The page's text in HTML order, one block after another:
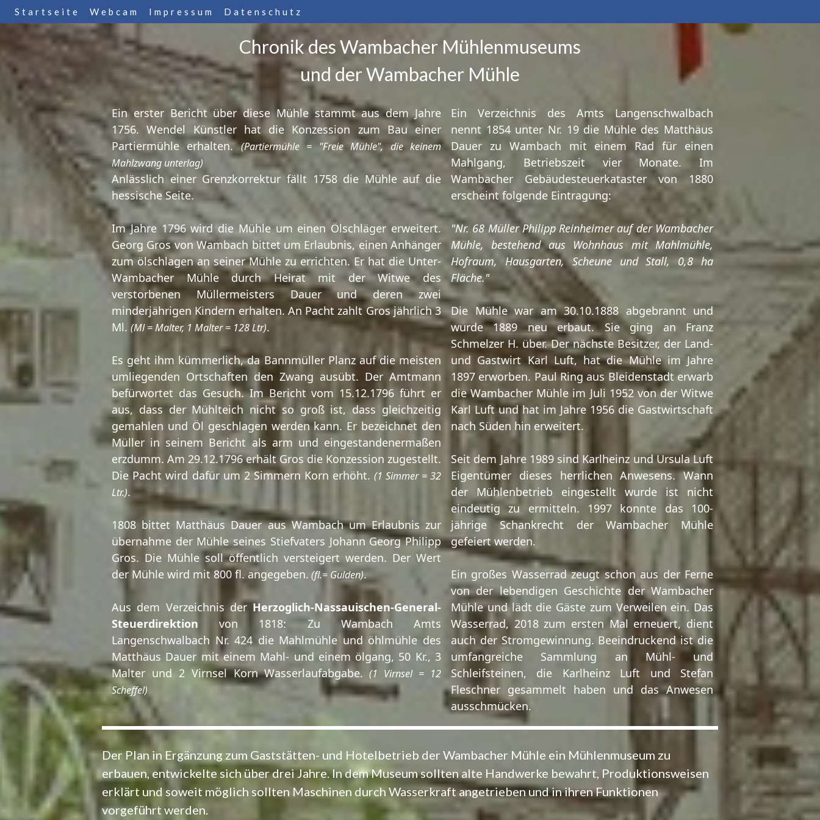
Startseite Webcam Impressum Datenschutz
Chronik des Wambacher Mühlenmuseums
und der Wambacher Mühle
Ein erster Bericht über diese Mühle stammt aus dem Jahre
1756. Wendel Künstler hat die Konzession zum Bau einer
Partiermühle erhalten.(Partiermühle = "Freie Mühle", die keinem
Mahlzwang unterlag)
Anlässlich einer Grenzkorrektur fällt 1758 die Mühle auf die
hessische Seite.
Im Jahre 1796 wird die Mühle um einen Ölschläger erweitert.
Georg Gros von Wambach bittet um Erlaubnis, einen Anhänger
zum ölschlagen an seiner Mühle zu errichten. Er hat die Unter-
Wambacher Mühle durch Heirat mit der Witwe des
verstorbenen Müllermeisters Dauer und deren zwei
minderjährigen Kindern erhalten. An Pacht zahlt Gros jährlich 3
Ml. (Ml = Malter, 1 Malter = 128 Ltr).
Es geht ihm kümmerlich, da Bannmüller Planz auf die meisten
umliegenden Ortschaften den Zwang ausübt. Der Amtmann
befürwortet das Gesuch. Im Bericht vom 15.12.1796 führt er
aus, dass der Mühlteich nicht so groß ist, dass gleichzeitig
gemahlen und Öl geschlagen werden kann. Er bezeichnet den
Müller in seinem Bericht als arm und eingestandenermaßen
erzdumm. Am 29.12.1796 erhält Gros die Konzession zugestellt.
Die Pacht wird dafür um 2 Simmern Korn erhöht. (1 Simmer = 32
Ltr.).
1808 bittet Matthäus Dauer aus Wambach um Erlaubnis zur
übernahme der Mühle seines Stiefvaters Johann Georg Philipp
Gros. Die Mühle soll öffentlich versteigert werden. Der Wert
der Mühle wird mit 800 fl. angegeben. (fl.= Gulden).
Aus dem Verzeichnis der Herzoglich-Nassauischen-General-
Steuerdirektion von 1818: Zu Wambach Amts
Langenschwalbach Nr. 424 die Mahlmühle und öhlmühle des
Matthäus Dauer mit einem Mahl- und einem ölgang, 50 Kr., 3
Malter und 2 Virnsel Korn Wasserlaufabgabe. (1 Virnsel = 12
Scheffel)
Ein Verzeichnis des Amts Langenschwalbach
nennt 1854 unter Nr. 19 die Mühle des Matthäus
Dauer zu Wambach mit einem Rad für einen
Mahlgang, Betriebszeit vier Monate. Im
Wambacher Gebäude­steuer­kataster von 1880
erscheint folgende Eintragung:
"Nr. 68 Müller Philipp Reinheimer auf der Wambacher
Mühle, bestehend aus Wohnhaus mit Mahlmühle,
Hofraum, Hausgarten, Scheune und Stall, 0,8 ha
Fläche."
Die Mühle war am 30.10.1888 abgebrannt und
wurde 1889 neu erbaut. Sie ging an Franz
Schmelzer H. über. Der nächste Besitzer, der Land-
und Gastwirt Karl Luft, hat die Mühle im Jahre
1897 erworben. Paul Ring aus Bleidenstadt erwarb
die Wambacher Mühle im Juli 1952 von der Witwe
Karl Luft und hat im Jahre 1956 die Gastwirtschaft
nach Süden hin erweitert.
Seit dem Jahre 1989 sind Karlheinz und Ursula Luft
Eigentümer dieses herrlichen Anwesens. Wann
der Mühlenbetrieb eingestellt wurde ist nicht
eindeutig zu ermitteln. 1997 konnte das 100-
jährige Schankrecht der Wambacher Mühle
gefeiert werden.
Ein großes Wasserrad zeugt schon aus der Ferne
von der lebendigen Geschichte der Wambacher
Mühle und lädt die Gäste zum Verweilen ein. Das
Wasserrad, 2018 zum ersten Mal erneuert, dient
auch der Stromgewinnung. Beeindruckend ist die
umfangreiche Sammlung an Mühl- und
Schleifsteinen, die Karlheinz Luft und Stefan
Fleschner gesammelt haben und das Anwesen
ausschmücken.
Der Plan in Ergänzung zum Gaststätten- und Hotelbetrieb der Wambacher Mühle ein Mühlenmuseum zu
erbauen, entwickelte sich über drei Jahre. In dem Museum sollten alte Handwerke bewahrt, Produktionsweisen
erklärt und soweit möglich sollten Maschinen durch Wasserkraft angetrieben und in ihren Funktionen
vorgeführt werden.